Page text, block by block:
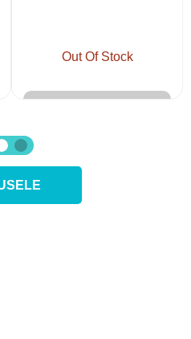
Out Of Stock